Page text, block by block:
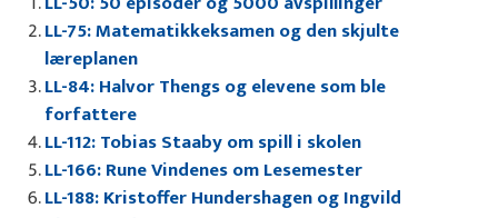
LL-75: Matematikkeksamen og den skjulte
læreplanen
LL-84: Halvor Thengs og elevene som ble
forfattere
LL-112: Tobias Staaby om spill i skolen
LL-166: Rune Vindenes om Lesemester
LL-188: Kristoffer Hundershagen og Ingvild